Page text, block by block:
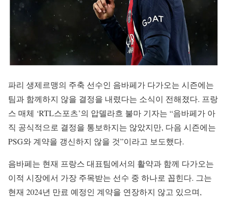
파리 생제르맹의 주축 선수인 음바페가 다가오는 시즌에는
팀과 함께하지 않을 결정을 내렸다는 소식이 전해졌다. 프랑
스 매체 ‘RTL스포츠’의 압델라흐 불마 기자는 “음바페가 아
직 공식적으로 결정을 통보하지는 않았지만, 다음 시즌에는
PSG와 계약을 갱신하지 않을 것”이라고 보도했다.
음바페는 현재 프랑스 대표팀에서의 활약과 함께 다가오는
이적 시장에서 가장 주목받는 선수 중 하나로 꼽힌다. 그는
현재 2024년 만료 예정인 계약을 연장하지 않고 있으며,